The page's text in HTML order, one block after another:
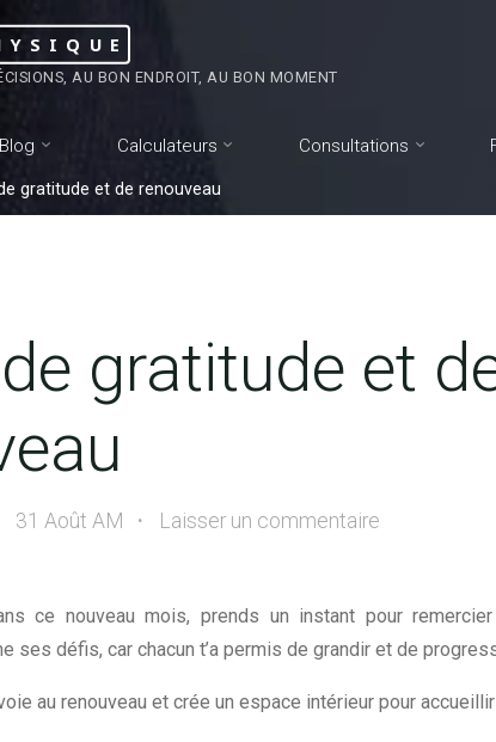
AU BON ENDROIT, AU BON MOMENT
Blog Calculateurs Consultations
gratitude et de renouveau
gratitude et
31 Août AM Laisser un commentaire
ce nouveau mois, prends un instant pour
ses défis, car chacun t’a permis de grandir et de
au renouveau et crée un espace intérieur pour